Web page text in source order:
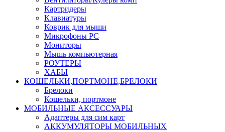
Картридеры
Клавиатуры
Коврик для мыши
Микрофоны PC
Мониторы
Мышь компьютерная
РОУТЕРЫ
ХАБЫ
КОШЕЛЬКИ,ПОРТМОНЕ,БРЕЛОКИ
Брелоки
Кошельки, портмоне
МОБИЛЬНЫЕ АКСЕССУАРЫ
Адаптеры для сим карт
АККУМУЛЯТОРЫ МОБИЛЬНЫХ